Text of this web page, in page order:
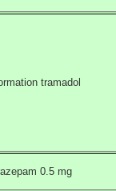
tramadol
0.5 mg